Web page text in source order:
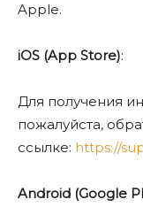
Apple.
iOS (App Store):
Для получения
пожалуйста,
ссылке: https://
Android (Google